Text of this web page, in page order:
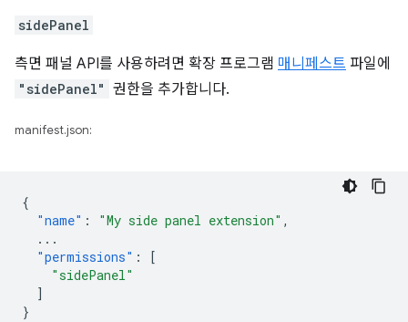
sidePanel
측면 패널 API를 사용하려면 확장 프로그램 매니페스트 파일에
"sidePanel" 권한을 추가합니다.
manifest.json:
{
"name" : "My side panel extension" ,
...
"permissions" :
[
"sidePanel"
]
}